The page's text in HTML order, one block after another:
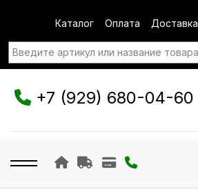
Каталог Оплата Доставка
+7 (929) 680-04-60